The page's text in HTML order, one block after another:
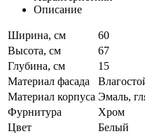
Описание
Ширина, см
60
Высота, см
67
Глубина, см
15
Материал фасада
Материал корпуса Эмаль,
Фурнитура
Хром
Цвет
Белый